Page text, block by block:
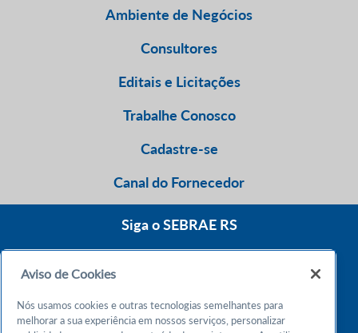
Ambiente de Negócios
Consultores
Editais e Licitações
Trabalhe Conosco
Cadastre-se
Canal do Fornecedor
Siga o SEBRAE RS
Atendimento 24h
Aviso de Cookies
Nós usamos cookies e outras tecnologias semelhantes para
melhorar a sua experiência em nossos serviços, personalizar